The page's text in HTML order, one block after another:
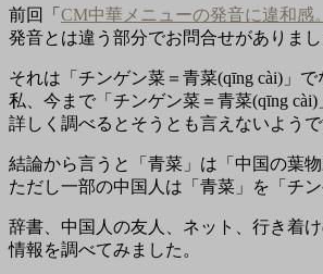
前回「 CM中華メニューの発音に違和感。
発音とは違う部分でお問合せがありまし
それは「チンゲン菜＝青菜(qīng cài)」
私、今まで「チンゲン菜＝青菜(qīng
詳しく調べるとそうとも言えないようで
結論から言うと「青菜」は「中国の葉物
ただし一部の中国人は「青菜」を「チ
辞書、中国人の友人、ネット、行き着
情報を調べてみました。